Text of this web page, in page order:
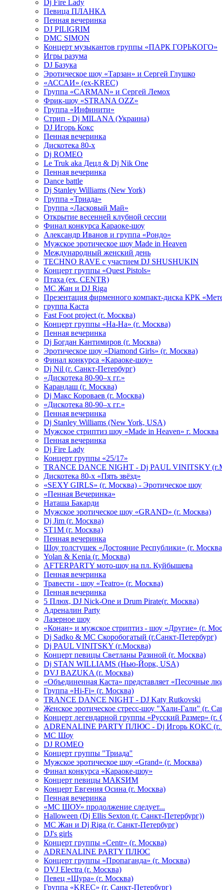
Dj Fire Lady
Певица ПЛАНКА
Пенная вечеринка
DJ PILIGRIM
DMC SIMON
Концерт музыкантов группы «ПАРК ГОРЬКОГО»
Игры разума
DJ Базука
Эротическое шоу «Тарзан» и Сергей Глушко
«АССАИ» (ex-KREC)
Группа «CARMAN» и Сергей Лемох
Фрик-шоу «STRANA OZZ»
Группа «Инфинити»
Стрип - Dj MILANA (Украина)
DJ Игорь Кокс
Пенная вечеринка
Дискотека 80-х
Dj ROMEO
Le Truk aka Децл & Dj Nik One
Пенная вечеринка
Dance battle
Dj Stanley Williams (New York)
Группа «Триада»
Группа «Ласковый Май»
Открытие весенней клубной сессии
Финал конкурса Караоке-шоу
Александр Иванов и группа «Рондо»
Мужское эротическое шоу Made in Heaven
Международный женский день
TECHNO RAVE с участием DJ SHUSHUKIN
Концерт группы «Quest Pistols»
Птаха (ex. CENTR)
МС Жан и DJ Riga
Презентация фирменного компакт-диска КРК
группа Каста
Fast Foot project (г. Москва)
Концерт группы «На-На» (г. Москва)
Пенная вечеринка
Dj Богдан Кантимиров (г. Москва)
Эротическое шоу «Diamond Girls» (г. Москва)
Финал конкурса «Караоке-шоу»
Dj Nil (г. Санкт-Петербург)
«Дискотека 80-90–х гг.»
Карандаш (г. Москва)
Dj Макс Короваев (г. Москва)
«Дискотека 80-90–х гг.»
Пенная вечеринка
Dj Stanley Williams (New York, USA)
Мужское стриптиз шоу «Made in Heaven» г. Москва
Пенная вечеринка
Dj Fire Lady
Концерт группы «25/17»
TRANCE DANCE NIGHT - Dj PAUL VINITSKY
Дискотека 80-х «Пять звёзд»
«SEXY GIRLS» (г. Москва) - Эротическое шоу
«Пенная Вечеринка»
Hаташа Бакарди
Мужское эротическое шоу «GRAND» (г. Москва)
Dj Jim (г. Москва)
ST1M (г. Москва)
Пенная вечеринка
Шоу толстушек «Достояние Республики» (г.
Yolan & Kenia (г. Москва)
AFTERPARTY мото-шоу на пл. Куйбышева
Пенная вечеринка
Травести - шоу «Teatro» (г. Москва)
Пенная вечеринка
5 Плюх, DJ Nick-One и Drum Pirate(г. Москва)
Адреналин Party
Лазерное шоу
«Конан» и мужское стриптиз - шоу «Другие» (г.
Dj Sadko & МС Скоробогатый (г.Санкт-Петербург)
Dj PAUL VINITSKY (г.Москва)
Концерт певицы Светланы Разиной (г. Москва)
Dj STAN WILLIAMS (Нью-Йорк, USA)
DVJ BAZUKA (г. Москва)
«Объединенная Каста» представляет «Песочные
Группа «Hi-Fi» (г. Москва)
TRANCE DANCE NIGHT - DJ Katy Rutkovski
Женское эротическое стресс-шоу "Хали-Гали" (г.
Концерт легендарной группы «Русский Размер» (г.
ADRENALINE PARTY ПЛЮС - Dj Игорь КОКС (г.
MC Шоу
DJ ROMEO
Концерт группы "Триада"
Мужское эротическое шоу «Grand» (г. Москва)
Финал конкурса «Караоке-шоу»
Концерт певицы МАКSИМ
Концерт Евгения Осина (г. Москва)
Пенная вечеринка
«МС ШОУ» продолжение следует...
Halloween (Dj Ellis Sexton (г. Санкт-Петербург))
МС Жан и Dj Riga (г. Санкт-Петербург)
DJ's girls
Концерт группы «Centr» (г. Москва)
ADRENALINE PARTY ПЛЮС
Концерт группы «Пропаганда» (г. Москва)
DVJ Electra (г. Москва)
Певец «Шура» (г. Москва)
Группа «KREC» (г. Санкт-Петербург)